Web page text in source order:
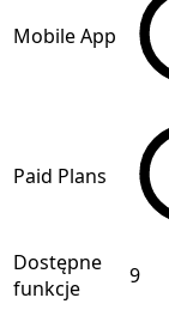
Mobile App
Paid Plans
Dostępne
funkcje
9